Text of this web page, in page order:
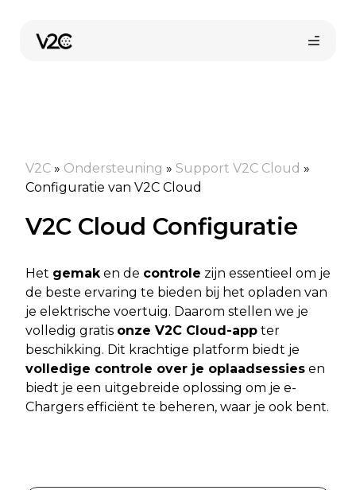
Vind uw installateur
V2C » Ondersteuning » Support V2C Cloud »
Configuratie van V2C Cloud
V2C Cloud Configuratie
Het gemaken de controle zijn essentieel om je
de beste ervaring te bieden bij het opladen van
je elektrische voertuig. Daarom stellen we je
volledig gratis onze V2C Cloud-app ter
beschikking. Dit krachtige platform biedt je
volledige controle over je oplaadsessies en
biedt je een uitgebreide oplossing om je e-
Chargers efficiënt te beheren, waar je ook bent.